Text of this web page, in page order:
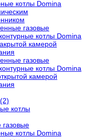
котлы Domina
газовые
котлы Domina
камерой
газовые
котлы Domina
камерой
котлы
газовые
котлы Domina